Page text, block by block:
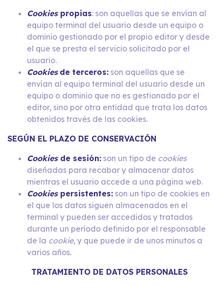
Cookiespropias: son aquellas que se envían al
equipo terminal del usuario desde un equipo o
dominio gestionado por el propio editor y desde
el que se presta el servicio solicitado por el
usuario.
Cookies de terceros: son aquellas que se
envían al equipo terminal del usuario desde un
equipo o dominio que no es gestionado por el
editor, sino por otra entidad que trata los datos
obtenidos través de las cookies.
SEGÚN EL PLAZO DE CONSERVACIÓN
Cookiesde sesión: son un tipo de cookies
diseñadas para recabar y almacenar datos
mientras el usuario accede a una página web.
Cookiespersistentes: son un tipo de cookies en
el que los datos siguen almacenados en el
terminal y pueden ser accedidos y tratados
durante un período definido por el responsable
de la cookie, y que puede ir de unos minutos a
varios años.
TRATAMIENTO DE DATOS PERSONALES